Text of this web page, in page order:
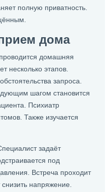
полную приватность.
дома
домашняя
несколько этапов.
запроса.
шагом становится
Психиатр
Также изучается
задаёт
под
Встреча проходит
напряжение.